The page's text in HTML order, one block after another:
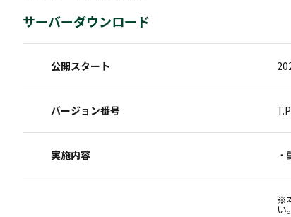
サーバーダウンロード
公開スタート
バージョン番号
実施内容
※
い。